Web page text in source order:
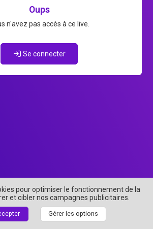
Oups
n'avez pas accès à ce live.
Se connecter
pour optimiser le fonctionnement de la
et cibler nos campagnes publicitaires.
Gérer les options